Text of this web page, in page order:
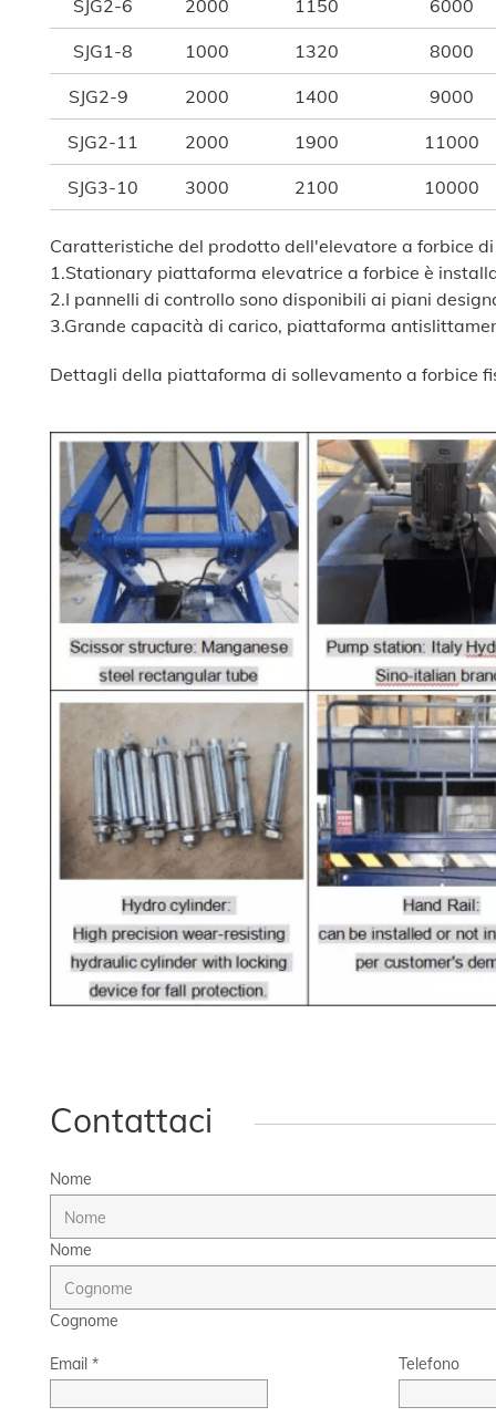
SJG2-6 2000 1150 6000
SJG1-8 1000 1320 8000
SJG2-9 2000 1400 9000
SJG2-11 2000 1900 11000
SJG3-10 3000 2100 10000
Caratteristiche del prodotto dell'elevatore a forbice
1.Stationary piattaforma elevatrice a forbice è
2.I pannelli di controllo sono disponibili ai piani
3.Grande capacità di carico, piattaforma
Dettagli della piattaforma di sollevamento a forbice
Contattaci
Nome
Nome
Cognome
Email * Telefono